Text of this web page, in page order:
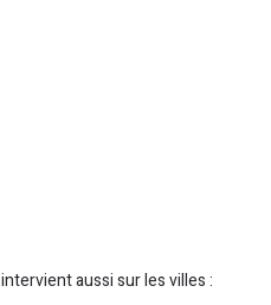
intervient aussi sur les villes :